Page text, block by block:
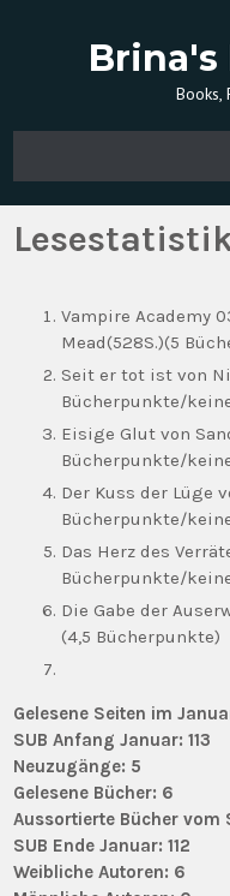
Books,
Vampire Academy
Mead(528S.)(5
Seit er tot ist von
Bücherpunkte/
Eisige Glut von
Bücherpunkte/
Der Kuss der Lüge
Bücherpunkte/
Das Herz des
Bücherpunkte/
Die Gabe der
(4,5 Bücherpunkte)
Gelesene Seiten im
SUB Anfang Januar: 113
Neuzugänge: 5
Gelesene Bücher: 6
Aussortierte Bücher vom
SUB Ende Januar: 112
Weibliche Autoren: 6